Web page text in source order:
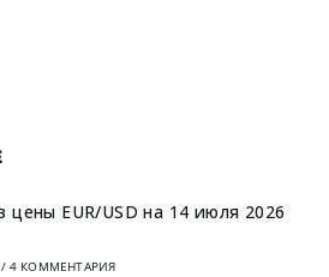
цены EUR/USD на 14 июля 2026
/ 4 КОММЕНТАРИЯ